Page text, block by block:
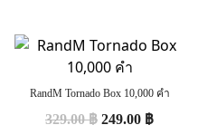
RandM Tornado Box 10,000 คำ
329.00฿ 249.00 ฿